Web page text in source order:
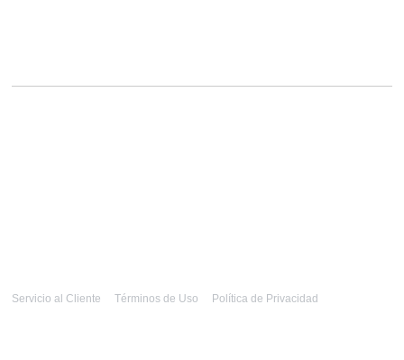
Servicio al Cliente Términos de Uso Política de Privacidad